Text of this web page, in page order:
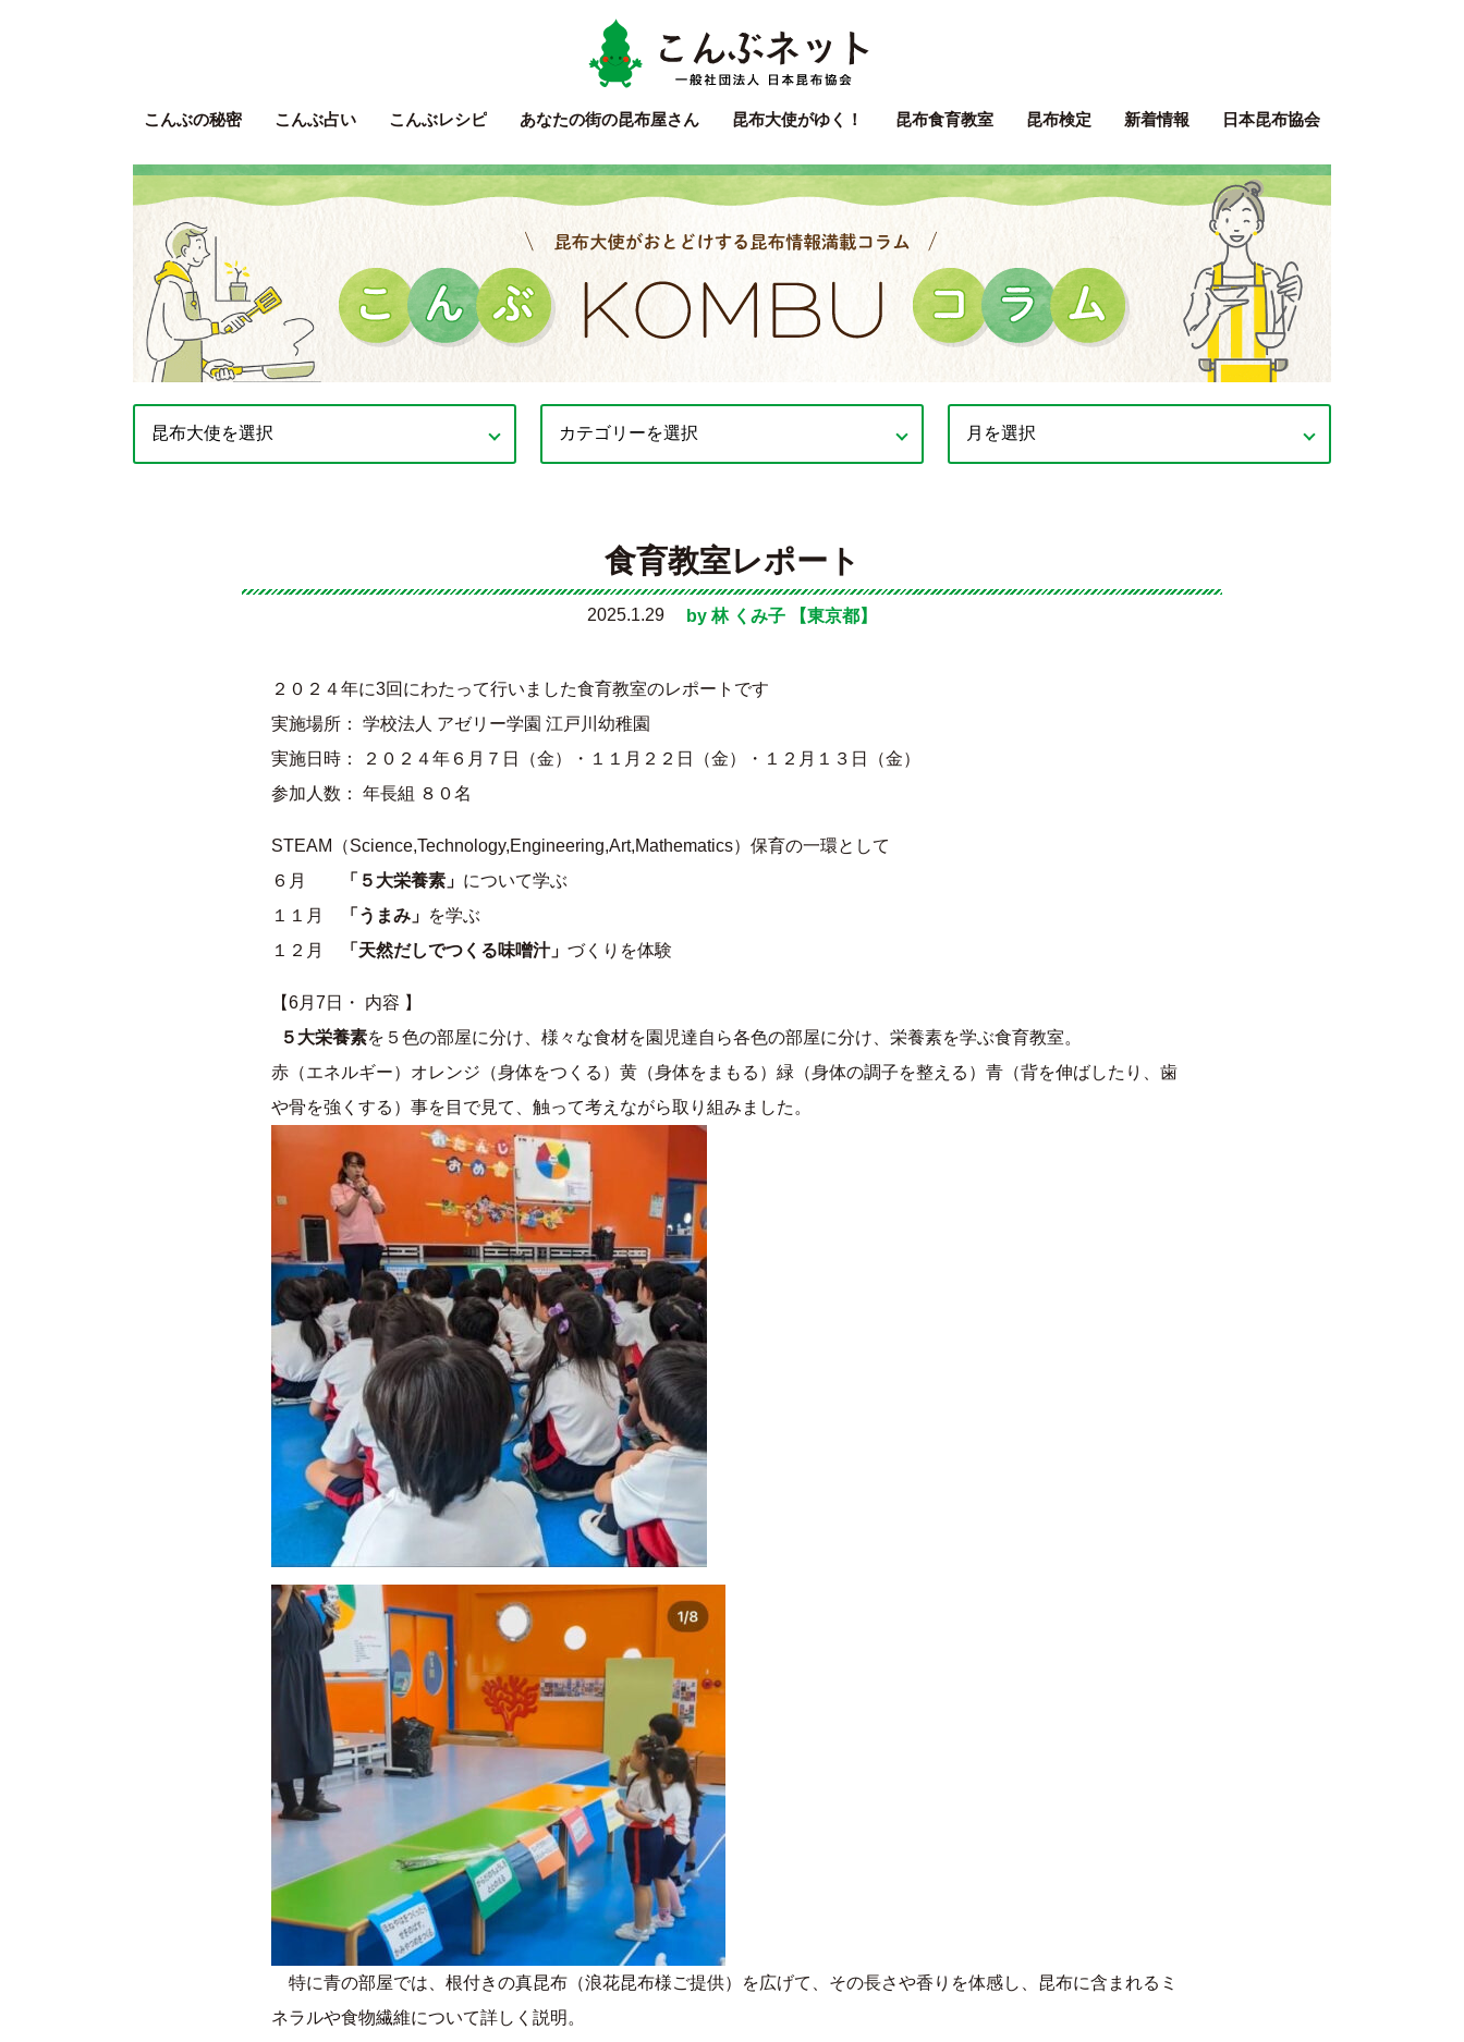
こんぶの秘密 こんぶ占い こんぶレシピ あなたの街の昆布屋さん 昆布大使がゆく！ 昆布食育教室 昆布検定 新着情報 日本昆布協会
食育教室レポート
2025.1.29 by林 くみ子 【東京都】
２０２４年に3回にわたって行いました食育教室のレポートです
実施場所： 学校法人 アゼリー学園 江戸川幼稚園
実施日時： ２０２４年６月７日（金）・１１月２２日（金）・１２月１３日（金）
参加人数： 年長組 ８０名
STEAM（Science,Technology,Engineering,Art,Mathematics）保育の一環として
６月
「５大栄養素」 について学ぶ
１１月
「うまみ」 を学ぶ
１２月
「天然だしでつくる味噌汁」 づくりを体験
【6月7日・ 内容 】
５大栄養素を５色の部屋に分け、様々な食材を園児達自ら各色の部屋に分け、栄養素を学ぶ食育教室。
赤（エネルギー）オレンジ（身体をつくる）黄（身体をまもる）緑（身体の調子を整える）青（背を伸ばしたり、歯
や骨を強くする）事を目で見て、触って考えながら取り組みました。
特に青の部屋では、根付きの真昆布（浪花昆布様ご提供）を広げて、その長さや香りを体感し、昆布に含まれるミ
ネラルや食物繊維について詳しく説明。